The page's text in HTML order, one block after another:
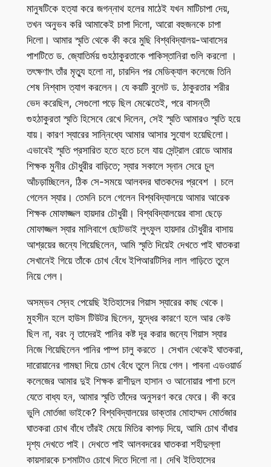
মানুষটিকে হত্যা করে জগন্নাথ হলের মাঠেই যখন মাটিচাপা দেয়,
তখন অনুভব করি আমাকেই চাপা দিলো, আরো বহুজনকে চাপা
দিলো। আমার স্মৃতি থেকে কী করে মুছি বিশ্ববিদ্যালয়-আবাসের
পাশটিতে ড. জ্যোতির্ময় গুহঠাকুরতাকে পাকিস্তানিরা গুলি করলো ।
তৎক্ষণাৎ তাঁর মৃত্যু হলো না, চারদিন পর মেডিক্যাল কলেজে তিনি
শেষ নিশ্বাস ত্যাগ করলেন। যে কয়টি বুলেট ড. ঠাকুরতার শরীর
ভেদ করেছিল, সেগুলো পড়ে ছিল মেঝেতেই, পরে বাসন্তী
গুহঠাকুরতা স্মৃতি হিসেবে রেখে দিলেন, সেই স্মৃতি আমারও স্মৃতি হয়ে
যায়। কারণ স্যারের সান্নিধ্যে আমার আসার সুযোগ হয়েছিলো।
এভাবেই স্মৃতি প্রসারিত হতে হতে চলে যায় সেন্ট্রাল রোডে আমার
শিক্ষক মুনীর চৌধুরীর বাড়িতে; স্যার সকালে স্নান সেরে চুল
আঁচড়াচ্ছিলেন, ঠিক সে-সময়ে আলবদর ঘাতকদের প্রবেশ । চলে
গেলেন স্যার। তেমনি চলে গেলেন বিশ্ববিদ্যালয়ে আমার আরেক
শিক্ষক মোফাজ্জল হায়দার চৌধুরী। বিশ্ববিদ্যালয়ের বাসা ছেড়ে
মোফাজ্জল স্যার মালিবাগে ছোটভাই লুৎফুল হায়দার চৌধুরীর বাসায়
আশ্রয়ের জন্যে গিয়েছিলেন, আমি স্মৃতি দিয়েই দেখতে পাই ঘাতকরা
সেখানেই গিয়ে তাঁকে চোখ বেঁধে ইপিআরটিসির লাল গাড়িতে তুলে
নিয়ে গেল।
অসম্ভব স্নেহ পেয়েছি ইতিহাসের গিয়াস স্যারের কাছ থেকে।
মুহসীন হলে হাউস টিউটর ছিলেন, যুদ্ধের কারণে হলে আর কেউ
ছিল না, বরং নৃ তাদেরই পানির কষ্ট দূর করার জন্যে গিয়াস স্যার
নিজে গিয়েছিলেন পানির পাম্প চালু করতে । সেখান থেকেই ঘাতকরা,
দারোয়ানের গামছা দিয়ে চোখ বেঁধে তুলে নিয়ে গেল। পাবনা এডওয়ার্ড
কলেজের আমার দুই শিক্ষক রাশীদুল হাসান ও আনোয়ার পাশা চলে
যেতে বাধ্য হন, আমার স্মৃতি তাঁদের অনুসরণ করে ফেরে। কী করে
ভুলি মোর্তজা ভাইকে? বিশ্ববিদ্যালয়ের ডাক্তার মোহাম্মদ মোর্তজার
ঘাতকরা চোখ বাঁধে তাঁরই মেয়ে মিতির কাপড় দিয়ে, আমি চোখ বাঁধার
দৃশ্য দেখতে পাই। দেখতে পাই আলবদরের ঘাতকরা শহীদুল্লা
কায়সারকে চশমাটাও চোখে দিতে দিলো না। দেখি ইতিহাসের